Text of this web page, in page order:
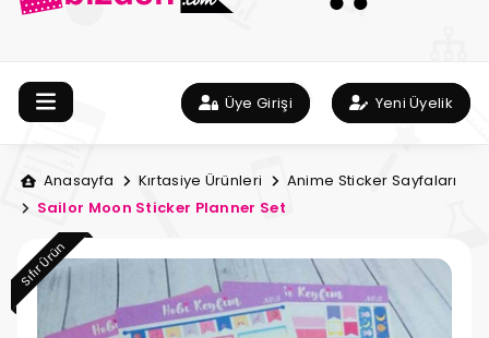
Üye Girişi Yeni Üyelik
Anasayfa Kırtasiye Ürünleri
Anime Sticker Sayfaları
Sailor Moon Sticker Planner Set
Sıfır Ürün